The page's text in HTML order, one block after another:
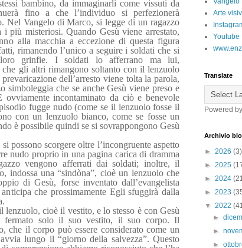
bambino, da immaginarli come vissuti da
fino a che l’individuo si perfezionerà
Nel Vangelo di Marco, si legge di un ragazzo
più misteriosi. Quando Gesù viene arrestato,
alla macchia a eccezione di questa figura
rimanendo l’unico a seguire i soldati che si
grinfie. I soldati lo afferrano ma lui,
gli altri rimangono soltanto con il lenzuolo
dell’arresto viene tolta la parola,
simboleggia che se anche Gesù viene preso e
ovviamente incontaminato da ciò e benevole
fugge nudo (come se il lenzuolo fosse il
con un lenzuolo bianco, come se fosse un
è possibile quindi se si sovrappongono Gesù
possono scorgere oltre l’incongruente aspetto
nudo proprio in una pagina carica di dramma
vengono afferrati dai soldati; inoltre, il
indossa una “sindòna”, cioè un lenzuolo che
di Gesù, forse inventato dall’evangelista
che prossimamente Egli sfuggirà dalla
cioè il vestito, e lo stesso è con Gesù
fermato solo il suo vestito, il suo corpo. Il
che il corpo può essere considerato come un
lungo il “giorno della salvezza”. Questo
Arte
Youtube
Translate
Powered by
Archivio
► 2026 (3)
► 2025
► 2024
► 2023
▼ 2022
►
►
►